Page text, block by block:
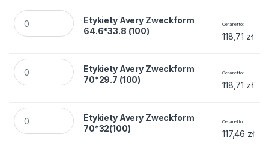
Etykiety Avery Zweckform 64.6*33.8 (100) quantity
Etykiety Avery Zweckform
64.6*33.8 (100)
Cena netto
118,71 zł
Etykiety Avery Zweckform 70*29.7 (100) quantity
Etykiety Avery Zweckform
70*29.7 (100)
Cena netto
118,71 zł
Etykiety Avery Zweckform 70*32(100) quantity
Etykiety Avery Zweckform
70*32(100)
Cena netto
117,46 zł